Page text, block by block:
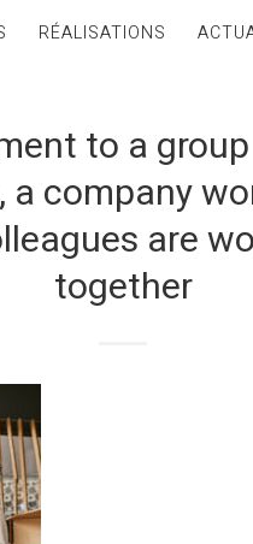
RÉALISATIONS
to a
company
are
together